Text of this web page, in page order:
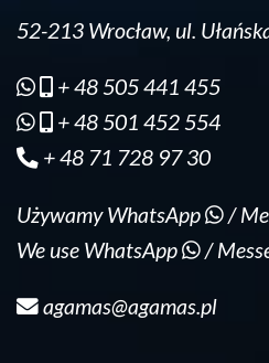
52-213 Wrocław, ul.
+ 48 505 441 455
+ 48 501 452 554
+ 48 71 728 97 30
Używamy WhatsApp
/
We use WhatsApp
/
agamas@agamas.pl